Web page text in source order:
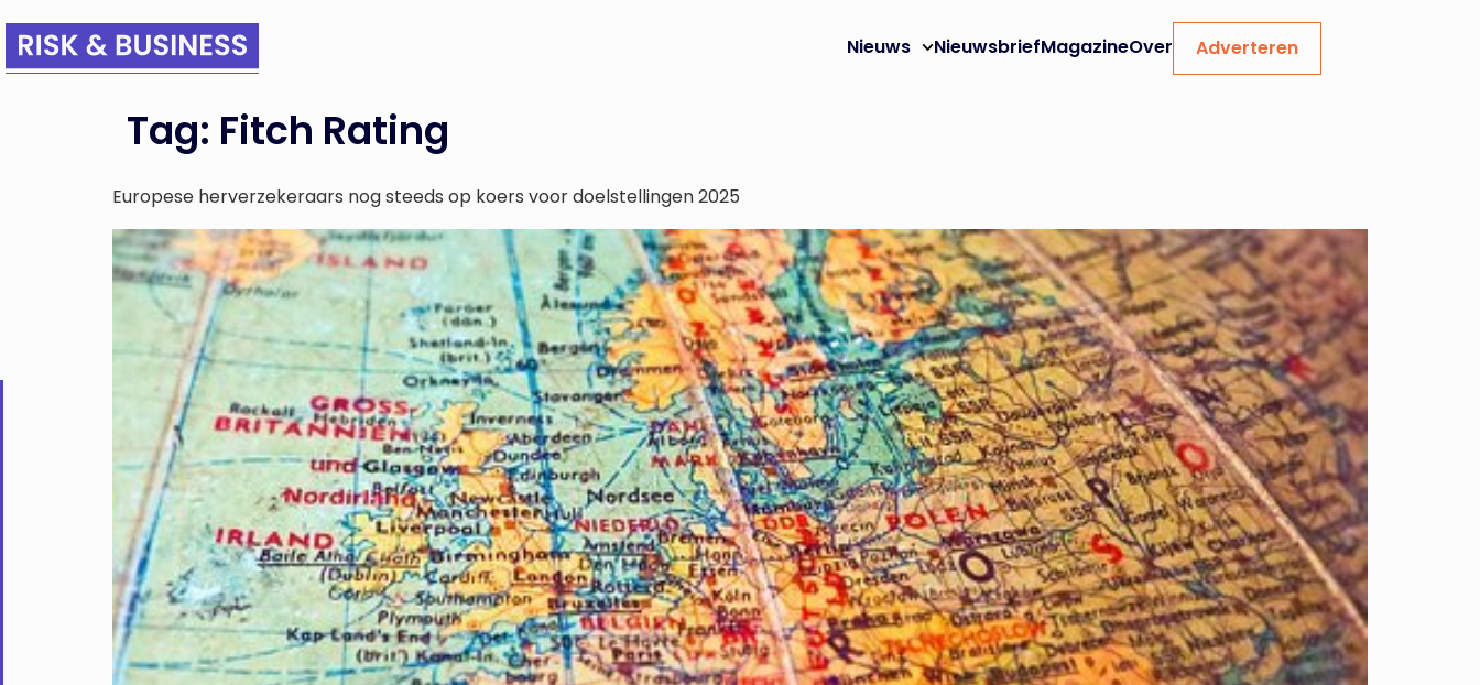
Nieuws NieuwsbriefMagazineOver Adverteren
Tag: Fitch Rating
Europese herverzekeraars nog steeds op koers voor doelstellingen 2025